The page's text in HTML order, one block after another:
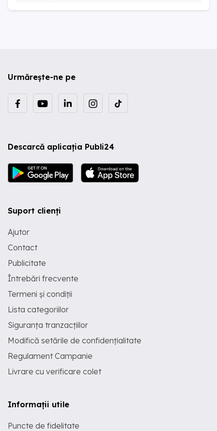
Urmărește-ne pe
Descarcă aplicația Publi24
Suport clienți
Ajutor
Contact
Publicitate
Întrebări frecvente
Termeni și condiții
Lista categoriilor
Siguranța tranzacțiilor
Modifică setările de confidențialitate
Regulament Campanie
Livrare cu verificare colet
Informații utile
Puncte de fidelitate